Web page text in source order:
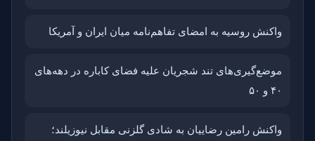
واکنش روسیه به امضای تفاهم‌نامه میان ایران و آمریکا
موضع‌گیری‌های تند شجریان علیه فضای کاباره در دهه‌های
۴۰ و ۵۰
واکنش رامین رضاییان به شادی گلزنی مقابل نیوزیلند؛